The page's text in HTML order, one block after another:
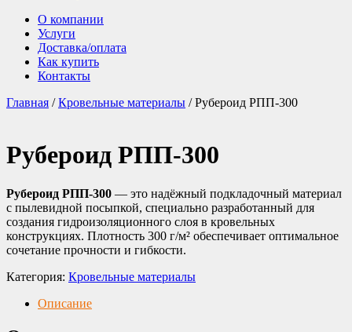
О компании
Услуги
Доставка/оплата
Как купить
Контакты
Главная /Кровельные материалы / Рубероид РПП-300
Рубероид РПП-300
Рубероид РПП-300 — это надёжный подкладочный материал
с пылевидной посыпкой, специально разработанный для
создания гидроизоляционного слоя в кровельных
конструкциях. Плотность 300 г/м² обеспечивает оптимальное
сочетание прочности и гибкости.
Категория: Кровельные материалы
Описание